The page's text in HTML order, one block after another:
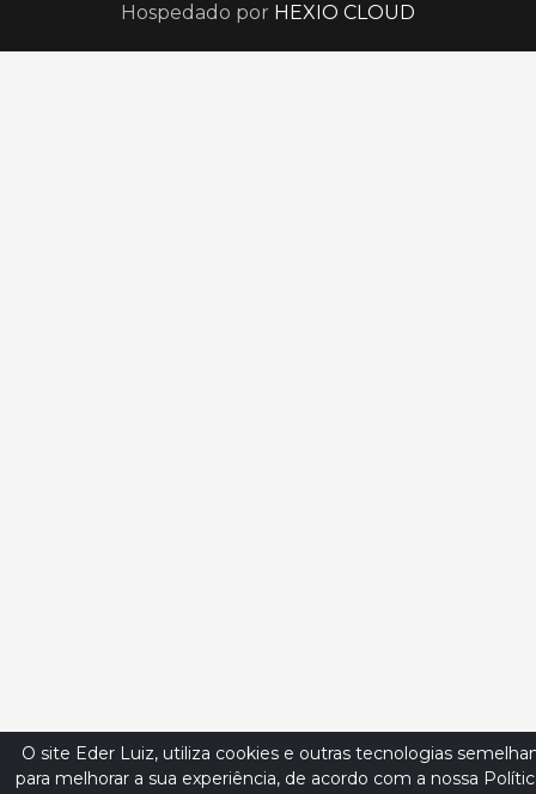
Hospedado por HEXIO CLOUD
O site Eder Luiz, utiliza cookies e outras tecnologias
para melhorar a sua experiência, de acordo com a nossa